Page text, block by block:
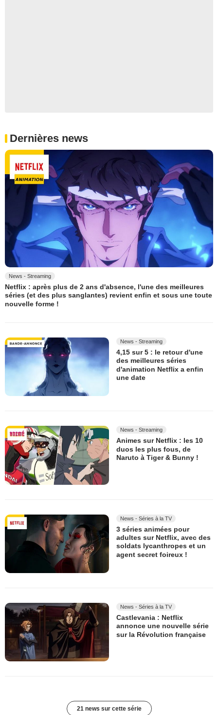
Dernières news
News - Streaming
Netflix : après plus de 2 ans d'absence, l'une des meilleures
séries (et des plus sanglantes) revient enfin et sous une toute
nouvelle forme !
News - Streaming
4,15 sur 5 : le retour d'une
des meilleures séries
d'animation Netflix a enfin
une date
News - Streaming
Animes sur Netflix : les 10
duos les plus fous, de
Naruto à Tiger & Bunny !
News - Séries à la TV
3 séries animées pour
adultes sur Netflix, avec des
soldats lycanthropes et un
agent secret foireux !
News - Séries à la TV
Castlevania : Netflix
annonce une nouvelle série
sur la Révolution française
21 news sur cette série